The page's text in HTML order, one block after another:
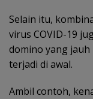
Selain itu,
virus COVID-19
domino yang
terjadi di awal.
Ambil contoh,